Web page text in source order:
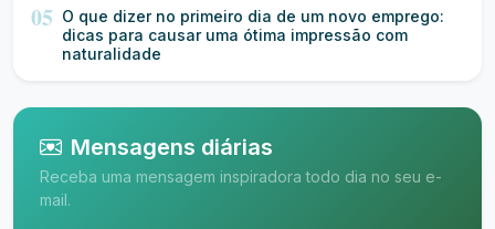
05 O que dizer no primeiro dia de um novo emprego:
dicas para causar uma ótima impressão com
naturalidade
Mensagens diárias
Receba uma mensagem inspiradora todo dia no seu e-
mail.